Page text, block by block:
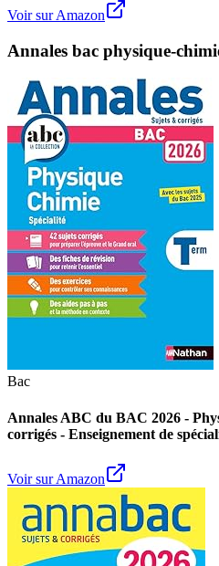
Voir sur Amazon
Annales bac physique-
Bac
Annales ABC du BAC 2026 -
corrigés - Enseignement de
Voir sur Amazon